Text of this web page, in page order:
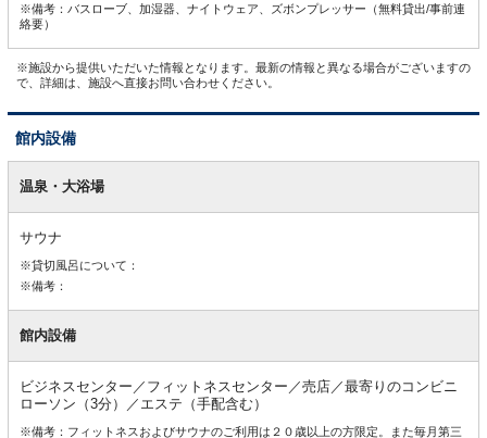
※備考：バスローブ、加湿器、ナイトウェア、ズボンプレッサー（無料貸出/事前連
絡要）
※施設から提供いただいた情報となります。最新の情報と異なる場合がございますの
で、詳細は、施設へ直接お問い合わせください。
館内設備
内温泉・大浴場
サウナ
※貸切風呂について：
※備考：
館内設備
ビジネスセンター／フィットネスセンター／売店／最寄りのコンビニ
ローソン（3分）／エステ（手配含む）
※備考：フィットネスおよびサウナのご利用は２０歳以上の方限定。また毎月第三